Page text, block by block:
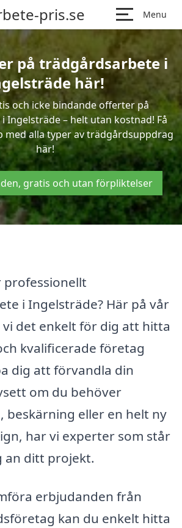
pris.se Menu
på trädgårdsarbete i
här!
och icke bindande offerter på
Ingelsträde – helt utan kostnad! Få
med alla typer av trädgårdsuppdrag
här!
gratis och utan förpliktelser
professionellt
i Ingelsträde? Här på vår
det enkelt för dig att hitta
kvalificerade företag
dig att förvandla din
om du behöver
beskärning eller en helt ny
har vi experter som står
an ditt projekt.
erbjudanden från
kan du enkelt hitta